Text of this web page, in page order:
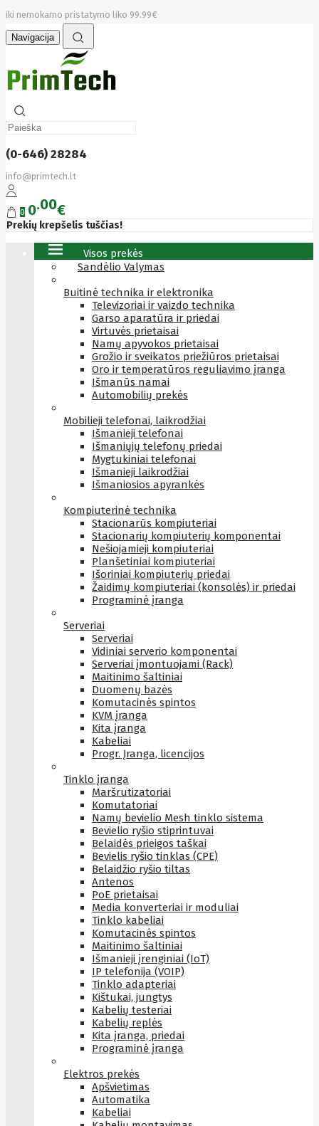
iki nemokamo pristatymo liko 99.99€
Navigacija
(0-646) 28284
info@primtech.lt
0 0 00€
Prekių krepšelis tuščias!
Visos prekės
Sandėlio Valymas
Buitinė technika ir elektronika
Televizoriai ir vaizdo technika
Garso aparatūra ir priedai
Virtuvės prietaisai
Namų apyvokos prietaisai
Grožio ir sveikatos priežiūros prietaisai
Oro ir temperatūros reguliavimo įranga
Išmanūs namai
Automobilių prekės
Mobilieji telefonai, laikrodžiai
Išmanieji telefonai
Išmaniųjų telefonų priedai
Mygtukiniai telefonai
Išmanieji laikrodžiai
Išmaniosios apyrankės
Kompiuterinė technika
Stacionarūs kompiuteriai
Stacionarių kompiuterių komponentai
Nešiojamieji kompiuteriai
Planšetiniai kompiuteriai
Išoriniai kompiuterių priedai
Žaidimų kompiuteriai (konsolės) ir priedai
Programinė įranga
Serveriai
Serveriai
Vidiniai serverio komponentai
Serveriai įmontuojami (Rack)
Maitinimo šaltiniai
Duomenų bazės
Komutacinės spintos
KVM įranga
Kita įranga
Kabeliai
Progr. Įranga, licencijos
Tinklo įranga
Maršrutizatoriai
Komutatoriai
Namų bevielio Mesh tinklo sistema
Bevielio ryšio stiprintuvai
Belaidės prieigos taškai
Bevielis ryšio tinklas (CPE)
Belaidžio ryšio tiltas
Antenos
PoE prietaisai
Media konverteriai ir moduliai
Tinklo kabeliai
Komutacinės spintos
Maitinimo šaltiniai
Išmanieji įrenginiai (IoT)
IP telefonija (VOIP)
Tinklo adapteriai
Kištukai, jungtys
Kabelių testeriai
Kabelių replės
Kita įranga, priedai
Programinė įranga
Elektros prekės
Apšvietimas
Automatika
Kabeliai